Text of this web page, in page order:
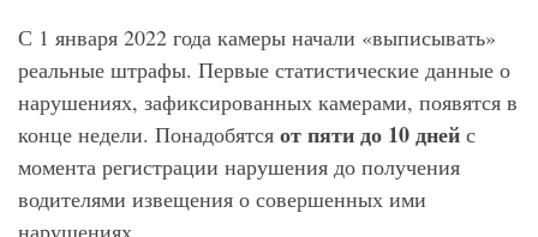
С 1 января 2022 года камеры начали «выписывать»
реальные штрафы. Первые статистические данные о
нарушениях, зафиксированных камерами, появятся в
конце недели. Понадобятся от пяти до 10 дней с
момента регистрации нарушения до получения
водителями извещения о совершенных ими